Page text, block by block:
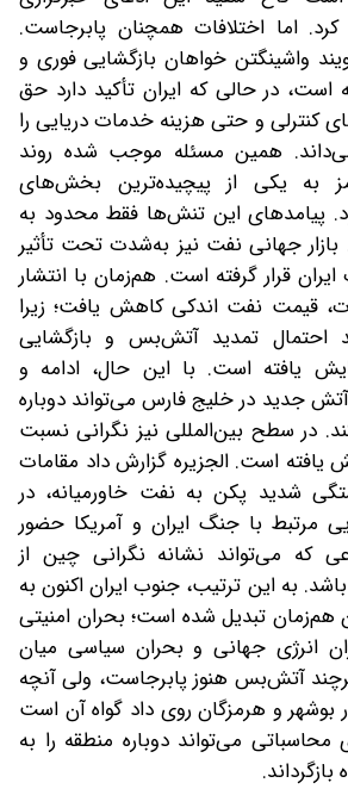
اما اختلافات همچنان پابرجاست.
واشینگتن خواهان بازگشایی فوری و
در حالی که ایران تأکید دارد حق
کنترلی و حتی هزینه خدمات دریایی را
همین مسئله موجب شده روند
به یکی از پیچیده‌ترین بخش‌های
پیامدهای این تنش‌ها فقط محدود به
جهانی نفت نیز به‌شدت تحت تأثیر
قرار گرفته است. هم‌زمان با انتشار
قیمت نفت اندکی کاهش یافت؛ زیرا
احتمال تمدید آتش‌بس و بازگشایی
یافته است. با این حال، ادامه و
جدید در خلیج فارس می‌تواند دوباره
در سطح بین‌المللی نیز نگرانی نسبت
یافته است. الجزیره گزارش داد مقامات
شدید پکن به نفت خاورمیانه، در
مرتبط با جنگ ایران و آمریکا حضور
که می‌تواند نشانه نگرانی چین از
به این ترتیب، جنوب ایران اکنون به
هم‌زمان تبدیل شده است؛ بحران امنیتی
انرژی جهانی و بحران سیاسی میان
آتش‌بس هنوز پابرجاست، ولی آنچه
و هرمزگان روی داد گواه آن است
می‌تواند دوباره منطقه را به